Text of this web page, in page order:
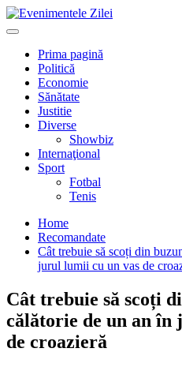
Mergi
la
Primary
Prima pagină
Politică
Economie
Sănătate
Justitie
Diverse
Showbiz
Internaţional
Sport
Fotbal
Tenis
Home
Recomandate
Cât trebuie să scoți din
jurul lumii cu un vas de
Cât trebuie să scoți
călătorie de un an
de croazieră